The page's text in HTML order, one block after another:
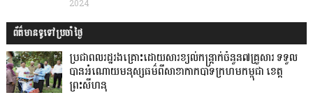
2024
ព័ត៌មានទូទៅប្រចាំថ្ងៃ
ប្រជាពលរដ្ឋរងគ្រោះដោយសារខ្យល់កន្ត្រាក់ចំនួន៧គ្រួសារ ទទួល
បានអំណោយមនុស្សធម៌ពីសាខាកាកបាទក្រហមកម្ពុជា ខេត្ត
ព្រះសីហនុ